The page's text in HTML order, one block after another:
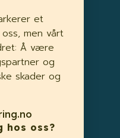
et
men vårt
Å være
og
skader og
hos oss?